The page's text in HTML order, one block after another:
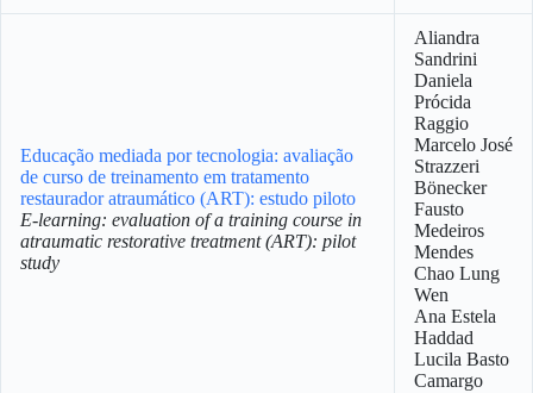
Educação mediada por tecnologia: avaliação
de curso de treinamento em tratamento
restaurador atraumático (ART): estudo piloto
E-learning: evaluation of a training course in
atraumatic restorative treatment (ART): pilot
study
Aliandra
Sandrini
Daniela
Prócida
Raggio
Marcelo José
Strazzeri
Bönecker
Fausto
Medeiros
Mendes
Chao Lung
Wen
Ana Estela
Haddad
Lucila Basto
Camargo